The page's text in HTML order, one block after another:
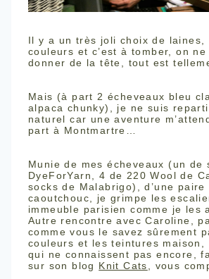
Il y a un très joli choix de laines,
couleurs et c’est à tomber, on
donner de la tête, tout est
Mais (à part 2 écheveaux bleu
alpaca chunky), je ne suis
naturel car une aventure
part à Montmartre…
Munie de mes écheveaux (un de
DyeForYarn, 4 de 220 Wool de
socks de Malabrigo), d’une paire
caoutchouc, je grimpe les
immeuble parisien comme je les
Autre rencontre avec Caroline,
comme vous le savez sûrement
couleurs et les teintures maison,
qui ne connaissent pas encore,
sur son blog Knit Cats , vous